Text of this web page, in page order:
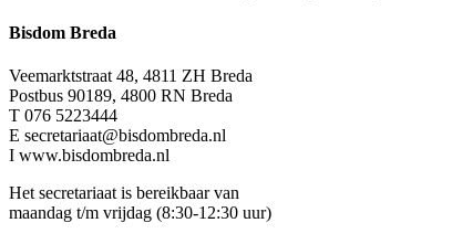
Bisdom Breda
Veemarktstraat 48, 4811 ZH Breda
Postbus 90189, 4800 RN Breda
T 076 5223444
E secretariaat@bisdombreda.nl
I www.bisdombreda.nl
Het secretariaat is bereikbaar van
maandag t/m vrijdag (8:30-12:30 uur)